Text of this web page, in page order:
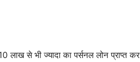
से भी ज्यादा का पर्सनल लोन प्राप्त कर